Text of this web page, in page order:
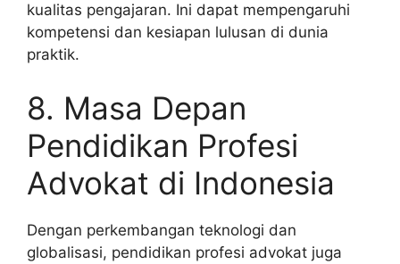
kualitas pengajaran. Ini dapat mempengaruhi
kompetensi dan kesiapan lulusan di dunia
praktik.
8. Masa Depan
Pendidikan Profesi
Advokat di Indonesia
Dengan perkembangan teknologi dan
globalisasi, pendidikan profesi advokat juga